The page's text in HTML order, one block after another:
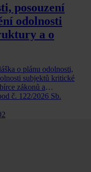
posouzení
odolnosti
a o
o plánu odolnosti,
subjektů kritické
zákonů a
č. 122/2026 Sb.